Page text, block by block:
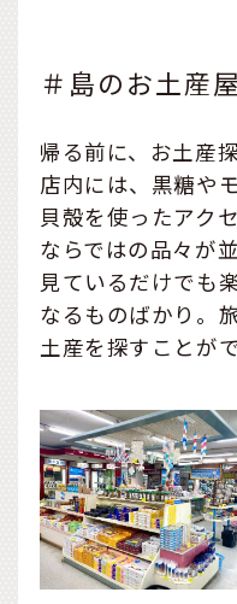
＃島のお土産
帰る前に、お土産探
店内には、黒糖や
貝殻を使ったアク
ならではの品々が並
見ているだけでも
なるものばかり。
土産を探すことがで